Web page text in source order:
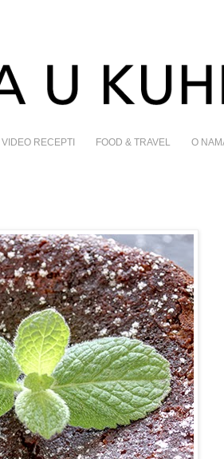
VIDEO RECEPTI FOOD & TRAVEL O